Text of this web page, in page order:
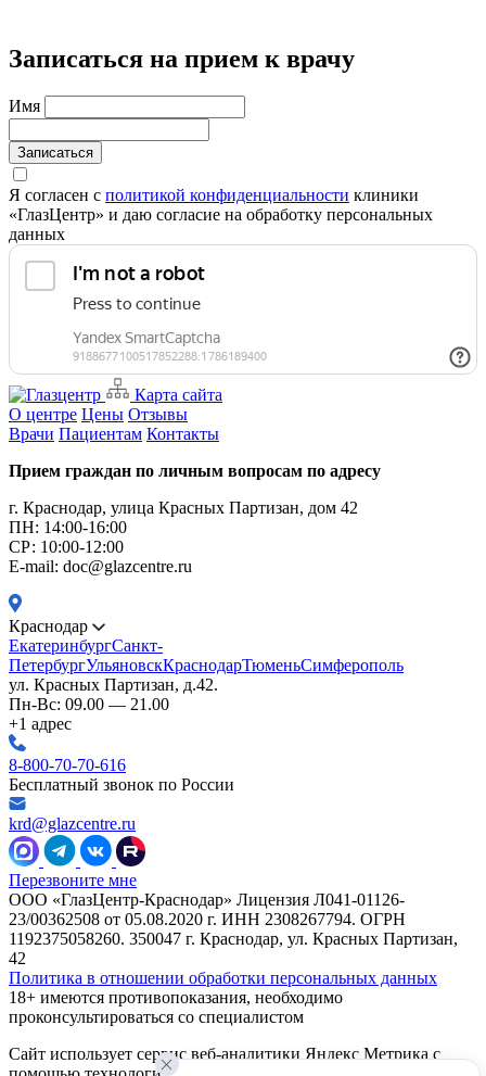
Записаться на прием к врачу
Имя
Записаться
Я согласен с политикой конфиденциальности клиники
«ГлазЦентр» и даю согласие на обработку персональных
данных
Карта сайта
О центре Цены Отзывы
Врачи Пациентам Контакты
Прием граждан по личным вопросам по адресу
г. Краснодар, улица Красных Партизан, дом 42
ПН: 14:00-16:00
CР: 10:00-12:00
E-mail: doc@glazcentre.ru
Краснодар
ЕкатеринбургСанкт-
ПетербургУльяновскКраснодарТюменьСимферополь
ул. Красных Партизан, д.42.
Пн-Вс: 09.00 — 21.00
+1 адрес
8-800-70-70-616
Бесплатный звонок по России
krd@glazcentre.ru
Перезвоните мне
ООО «ГлазЦентр-Краснодар» Лицензия Л041-01126-
23/00362508 от 05.08.2020 г. ИНН 2308267794. ОГРН
1192375058260. 350047 г. Краснодар, ул. Красных Партизан,
42
Политика в отношении обработки персональных данных
18+ имеются противопоказания, необходимо
проконсультироваться со специалистом
Сайт использует сервис веб-аналитики Яндекс Метрика с